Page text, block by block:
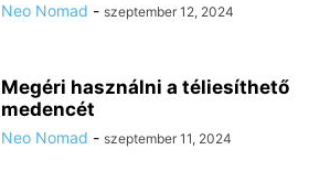
Neo Nomad - szeptember 12, 2024
Megéri használni a téliesíthető
medencét
Neo Nomad - szeptember 11, 2024